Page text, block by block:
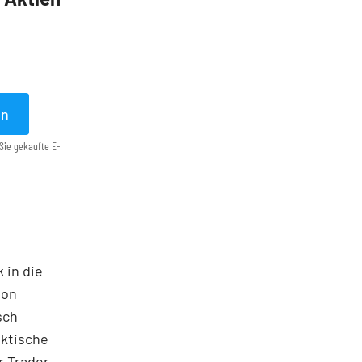
gekaufte E-
in die